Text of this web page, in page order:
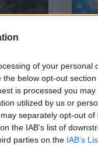
of your personal
below opt-out section
is processed you may
utilized by us or
separately opt-out of
the IAB’s list of
parties on the IAB’s